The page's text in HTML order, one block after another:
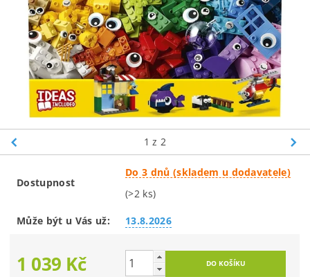
1 z 2
Dostupnost
Do 3 dnů (skladem u dodavatele)
(>2 ks)
Může být u Vás už: 13.8.2026
1 039 Kč